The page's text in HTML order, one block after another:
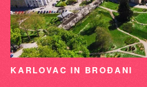
KARLOVAC IN BROĐANI